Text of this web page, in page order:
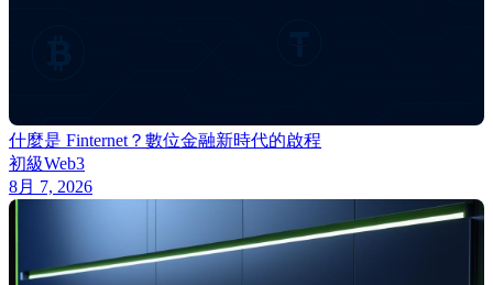
什麼是 Finternet？數位金融新時代的啟程
初級Web3
8月 7, 2026